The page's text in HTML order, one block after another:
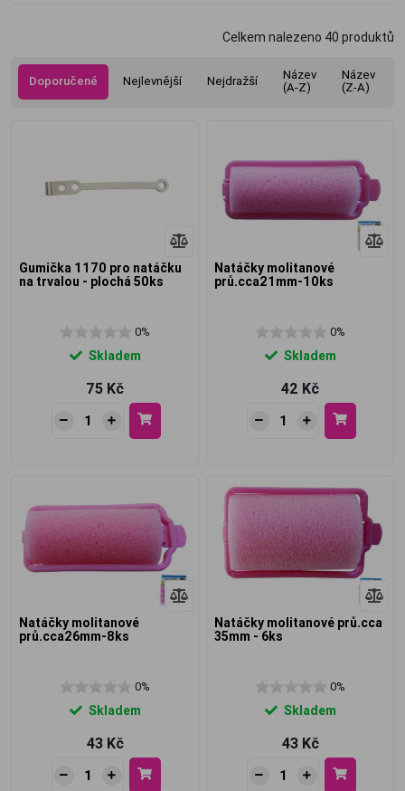
Celkem nalezeno 40 produktů
Doporučené Nejlevnější Nejdražší
Název
(A-Z)
Název
(Z-A)
Gumička 1170 pro natáčku
na trvalou - plochá 50ks
0%
Skladem
75 Kč
Natáčky molitanové
prů.cca21mm-10ks
0%
Skladem
42 Kč
Natáčky molitanové
prů.cca26mm-8ks
0%
Skladem
43 Kč
Natáčky molitanové prů.cca
35mm - 6ks
0%
Skladem
43 Kč